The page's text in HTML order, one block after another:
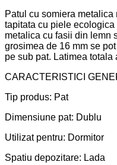
Patul cu somiera
tapitata cu piele
metalica cu fasii din lemn
grosimea de 16 mm se
pe sub pat. Latimea
CARACTERISTICI
Tip produs: Pat
Dimensiune pat: Dublu
Utilizat pentru: Dormitor
Spatiu depozitare: Lada